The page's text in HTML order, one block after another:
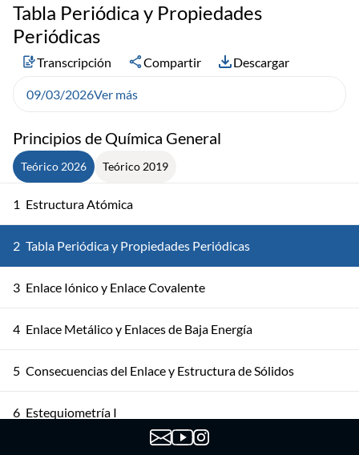
Principios de Química General
Teórico 2026 Teórico 2019
1 Estructura Atómica
2 Tabla Periódica y Propiedades Periódicas
3 Enlace Iónico y Enlace Covalente
4 Enlace Metálico y Enlaces de Baja Energía
5 Consecuencias del Enlace y Estructura de Sólidos
6 Estequiometría I
Tabla Periódica y Propiedades
Periódicas
Transcripción Compartir Descargar
09/03/2026Ver más